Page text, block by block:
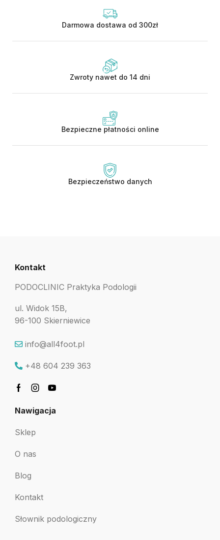
Darmowa dostawa od 300zł
Zwroty nawet do 14 dni
Bezpieczne płatności online
Bezpieczeństwo danych
Kontakt
PODOCLINIC Praktyka Podologii
ul. Widok 15B,
96-100 Skierniewice
info@all4foot.pl
+48 604 239 363
Nawigacja
Sklep
O nas
Blog
Kontakt
Słownik podologiczny